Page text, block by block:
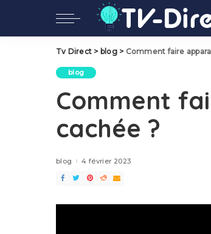
Tv Direct > blog> Comment faire
blog
Comment
cachée ?
blog 4 février 2023